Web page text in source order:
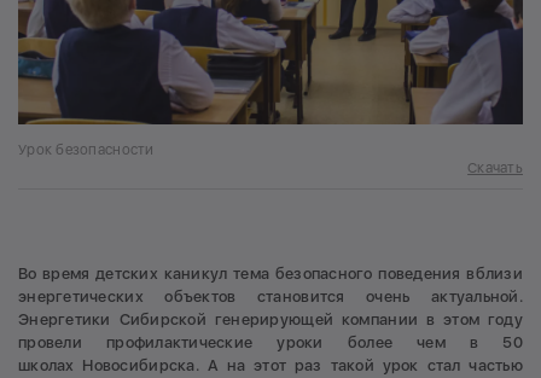
Урок безопасности
Скачать
Во время детских каникул тема безопасного поведения вблизи
энергетических объектов становится очень актуальной.
Энергетики Сибирской генерирующей компании в этом году
провели профилактические уроки более чем в 50
школах Новосибирска. А на этот раз такой урок стал частью